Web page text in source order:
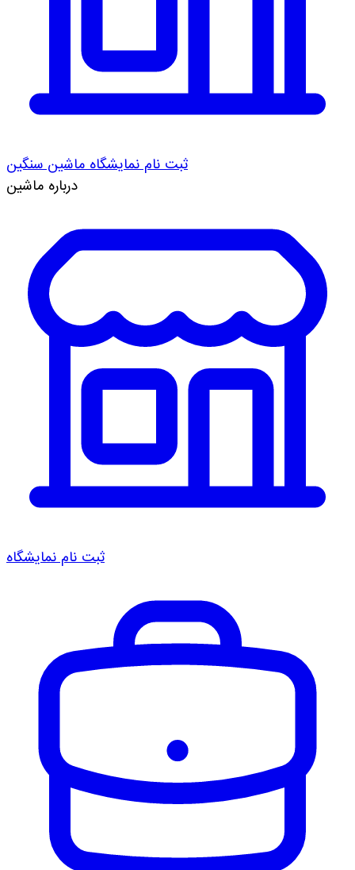
ثبت نام نمایشگاه ماشین سنگین
درباره ماشین
ثبت نام نمایشگاه